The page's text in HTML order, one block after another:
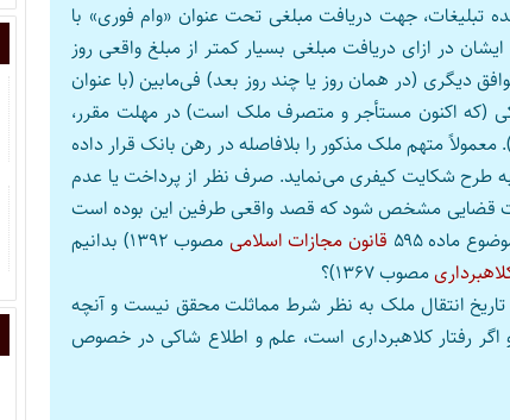
جهت دریافت مبلغی تحت عنوان «وام فوری» با
در ازای دریافت مبلغی بسیار کمتر از مبلغ واقعی روز
دیگری (در همان روز یا چند روز بعد) فی‌مابین (با عنوان
(که اکنون مستأجر و متصرف ملک است) در مهلت مقرر،
متهم ملک مذکور را بلافاصله در رهن بانک قرار داده
طرح شکایت کیفری می‌نماید. صرف نظر از پرداخت یا عدم
قضایی مشخص شود که قصد واقعی طرفین این بوده است
ماده ۵۹۵
قانون مجازات اسلامی
مصوب ۱۳۹۲) بدانیم
مصوب ۱۳۶۷)؟
تاریخ انتقال ملک به نظر شرط مماثلت محقق نیست و آنچه
اگر رفتار کلاهبرداری است، علم و اطلاع شاکی در خصوص